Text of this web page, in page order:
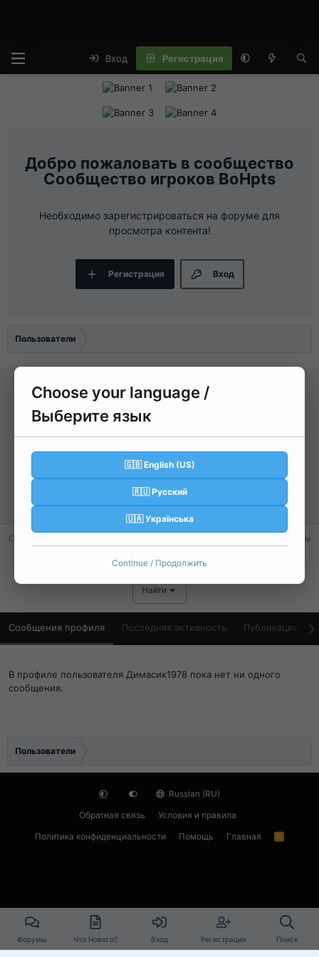
Вход Регистрация
Сообщество игроков BoHpts
Необходимо зарегистрироваться на форуме для
просмотра контента!
Вход
Регистрация
Пользователи
Д
Димасик1978
D Grade
Регистрация 23 Май 2026
Активность 13 Июн 2026
Сообщения Баллы
Найти
Сообщения профиля Последняя активность Публикации
В профиле пользователя Димасик1978 пока нет ни одного
сообщения.
Пользователи
Russian (RU)
Обратная связь
Условия и правила
Политика конфиденциальности
Помощь Главная
R
Форумы Что Нового? Вход Регистрация Поиск
Choose your language /
Выберите язык
🇬🇧 English (US)
🇷🇺 Русский
🇺🇦 Українська
Continue / Продолжить